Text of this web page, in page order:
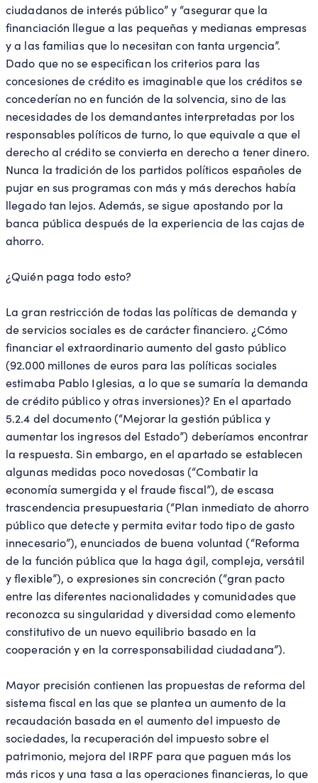
ciudadanos de interés público” y “asegurar que la
financiación llegue a las pequeñas y medianas empresas
y a las familias que lo necesitan con tanta urgencia”.
Dado que no se especifican los criterios para las
concesiones de crédito es imaginable que los créditos se
concederían no en función de la solvencia, sino de las
necesidades de los demandantes interpretadas por los
responsables políticos de turno, lo que equivale a que el
derecho al crédito se convierta en derecho a tener dinero.
Nunca la tradición de los partidos políticos españoles de
pujar en sus programas con más y más derechos había
llegado tan lejos. Además, se sigue apostando por la
banca pública después de la experiencia de las cajas de
ahorro.
¿Quién paga todo esto?
La gran restricción de todas las políticas de demanda y
de servicios sociales es de carácter financiero. ¿Cómo
financiar el extraordinario aumento del gasto público
(92.000 millones de euros para las políticas sociales
estimaba Pablo Iglesias, a lo que se sumaría la demanda
de crédito público y otras inversiones)? En el apartado
5.2.4 del documento (“Mejorar la gestión pública y
aumentar los ingresos del Estado”) deberíamos encontrar
la respuesta. Sin embargo, en el apartado se establecen
algunas medidas poco novedosas (“Combatir la
economía sumergida y el fraude fiscal”), de escasa
trascendencia presupuestaria (“Plan inmediato de ahorro
público que detecte y permita evitar todo tipo de gasto
innecesario”), enunciados de buena voluntad (“Reforma
de la función pública que la haga ágil, compleja, versátil
y flexible”), o expresiones sin concreción (“gran pacto
entre las diferentes nacionalidades y comunidades que
reconozca su singularidad y diversidad como elemento
constitutivo de un nuevo equilibrio basado en la
cooperación y en la corresponsabilidad ciudadana”).
Mayor precisión contienen las propuestas de reforma del
sistema fiscal en las que se plantea un aumento de la
recaudación basada en el aumento del impuesto de
sociedades, la recuperación del impuesto sobre el
patrimonio, mejora del IRPF para que paguen más los
más ricos y una tasa a las operaciones financieras, lo que